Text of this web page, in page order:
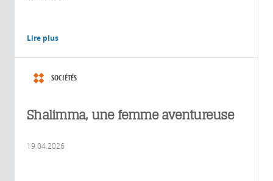
Lire plus
SOCIÉTÉS
Shalimma, une femme aventureuse
19.04.2026